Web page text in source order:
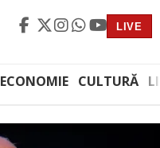
LIVE
ECONOMIE CULTURĂ